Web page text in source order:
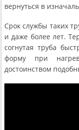
вернуться в
Срок службы таких
и даже более лет.
согнутая труба
форму при
достоинством